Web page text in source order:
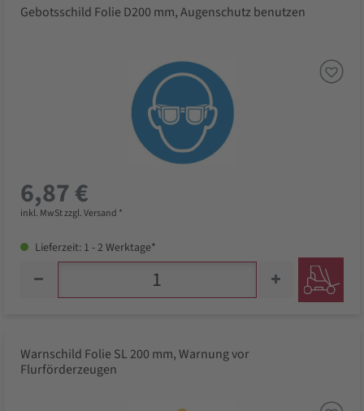
Gebotsschild Folie D200 mm, Augenschutz benutzen
6,87 €
inkl. MwSt zzgl. Versand *
Lieferzeit: 1 - 2 Werktage*
Warnschild Folie SL 200 mm, Warnung vor
Flurförderzeugen